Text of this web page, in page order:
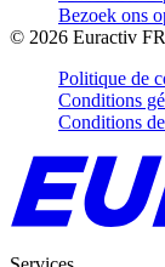
Bezoek ons
© 2026 Euractiv FR
Politique de
Conditions
Conditions